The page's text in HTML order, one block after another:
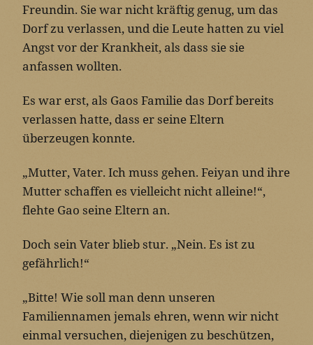
Freundin. Sie war nicht kräftig genug, um das
Dorf zu verlassen, und die Leute hatten zu viel
Angst vor der Krankheit, als dass sie sie
anfassen wollten.
Es war erst, als Gaos Familie das Dorf bereits
verlassen hatte, dass er seine Eltern
überzeugen konnte.
„Mutter, Vater. Ich muss gehen. Feiyan und ihre
Mutter schaffen es vielleicht nicht alleine!“,
flehte Gao seine Eltern an.
Doch sein Vater blieb stur. „Nein. Es ist zu
gefährlich!“
„Bitte! Wie soll man denn unseren
Familiennamen jemals ehren, wenn wir nicht
einmal versuchen, diejenigen zu beschützen,